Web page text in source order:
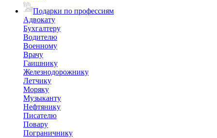
Подарки по профессиям
Адвокату
Бухгалтеру
Водителю
Военному
Врачу
Гаишнику
Железнодорожнику
Летчику
Моряку
Музыканту
Нефтянику
Писателю
Повару
Пограничнику